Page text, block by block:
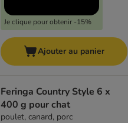
Je clique pour obtenir -15%
Ajouter au panier
Feringa Country Style 6 x
400 g pour chat
poulet, canard, porc